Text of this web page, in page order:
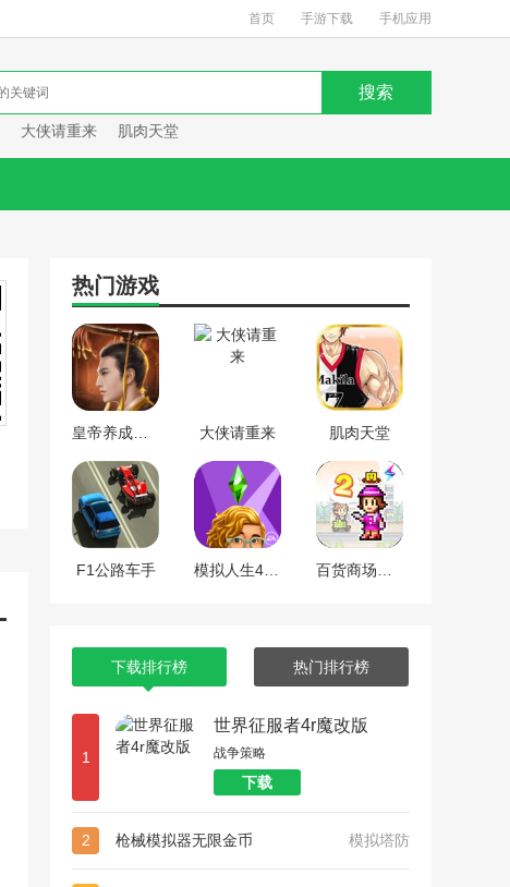
首页 手游下载 手机应用
大侠请重来 肌肉天堂
热门游戏
大侠请重来 肌肉天堂
F1公路车手
下载排行榜 热门排行榜
1
世界征服者4r魔改版
战争策略
下载
2 枪械模拟器无限金币 模拟塔防